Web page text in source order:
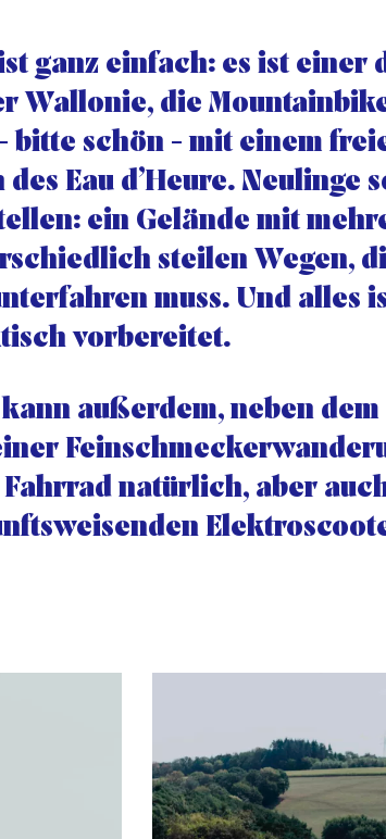
ganz einfach: es ist einer
Wallonie, die
bitte schön - mit einem
des Eau d’Heure. Neulinge
ein Gelände mit
steilen Wegen,
muss. Und alles
vorbereitet.
außerdem, neben
Fahrrad natürlich, aber